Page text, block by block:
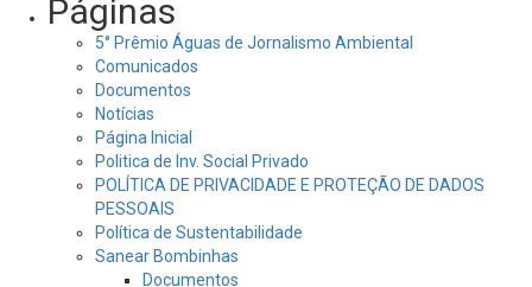
Páginas
5° Prêmio Águas de Jornalismo Ambiental
Comunicados
Documentos
Notícias
Página Inicial
Politica de Inv. Social Privado
POLÍTICA DE PRIVACIDADE E PROTEÇÃO DE DADOS
PESSOAIS
Política de Sustentabilidade
Sanear Bombinhas
Documentos